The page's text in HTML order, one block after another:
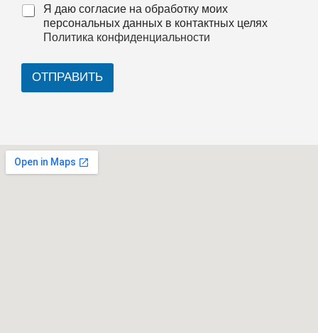
Я даю согласие на обработку моих
персональных данных в контактных целях
Политика конфиденциальности
ОТПРАВИТЬ